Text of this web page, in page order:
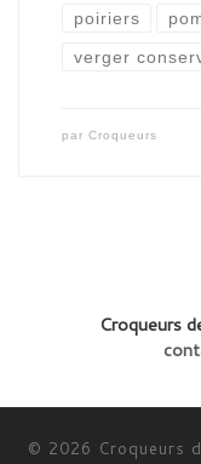
poiriers
verger
par Croqueurs
Croqueurs
© 2026 Croqueurs